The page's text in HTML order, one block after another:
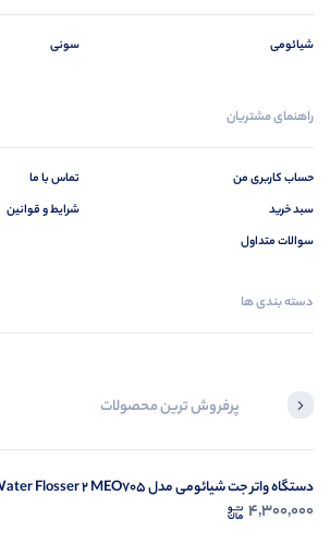
شیائومی سونی
راهنمای مشتریان
حساب کاربری من
سبد خرید
سوالات متداول
تماس با ما
شرایط و قوانین
دسته بندی ها
پرفروش ترین محصولات
دستگاه واتر جت شیائومی مدل Water Flosser 2 MEO705
4,300,000